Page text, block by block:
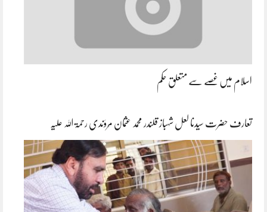
اسلام میں غصے سے متعلق حکم
تعارف حضرت سیدنا لعل شہباز قلندر محمد عثمان مَروَندی رحمۃ اللہ علیہ